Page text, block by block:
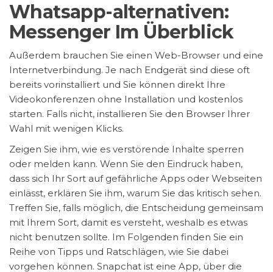
Whatsapp-alternativen:
Messenger Im Überblick
Außerdem brauchen Sie einen Web-Browser und eine
Internetverbindung. Je nach Endgerät sind diese oft
bereits vorinstalliert und Sie können direkt Ihre
Videokonferenzen ohne Installation und kostenlos
starten. Falls nicht, installieren Sie den Browser Ihrer
Wahl mit wenigen Klicks.
Zeigen Sie ihm, wie es verstörende Inhalte sperren
oder melden kann. Wenn Sie den Eindruck haben,
dass sich Ihr Sort auf gefährliche Apps oder Webseiten
einlässt, erklären Sie ihm, warum Sie das kritisch sehen.
Treffen Sie, falls möglich, die Entscheidung gemeinsam
mit Ihrem Sort, damit es versteht, weshalb es etwas
nicht benutzen sollte. Im Folgenden finden Sie ein
Reihe von Tipps und Ratschlägen, wie Sie dabei
vorgehen können. Snapchat ist eine App, über die